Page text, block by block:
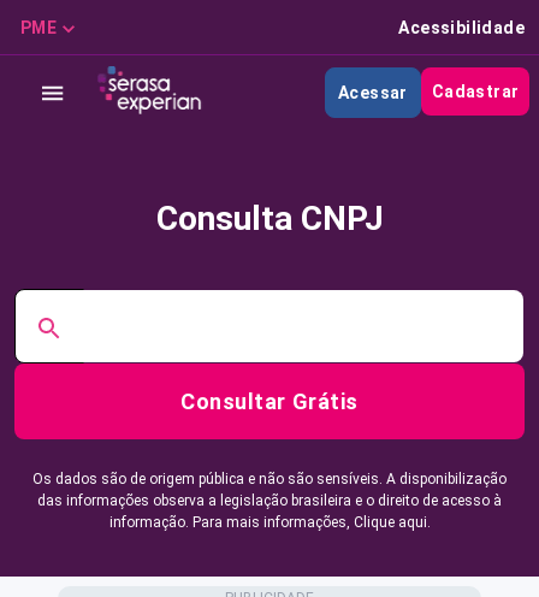
PME Acessibilidade
Acessar Cadastrar
Consulta CNPJ
Consultar Grátis
Os dados são de origem pública e não são sensíveis. A disponibilização
das informações observa a legislação brasileira e o direito de acesso à
informação. Para mais informações, Clique aqui.